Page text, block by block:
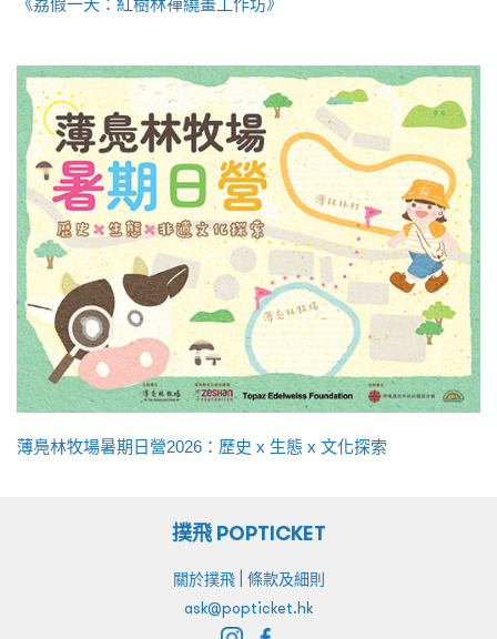
薄鳧林牧場暑期日營2026：歷史 x 生態 x 文化探索
撲飛 POPTICKET
關於撲飛| 條款及細則
ask@popticket.hk